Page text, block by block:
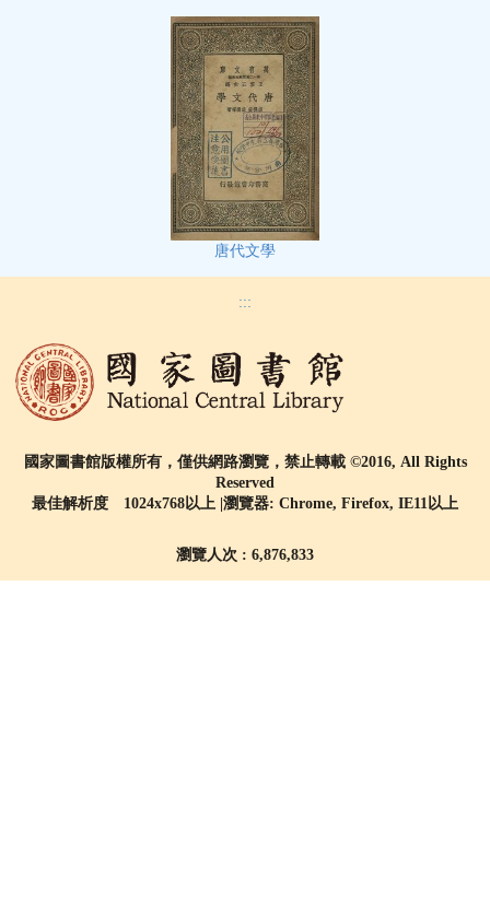
唐代文學
:::
國家圖書館版權所有，僅供網路瀏覽，禁止轉載 ©2016, All Rights
Reserved
最佳解析度 1024x768以上 |瀏覽器: Chrome, Firefox, IE11以上
瀏覽人次 : 6,876,833